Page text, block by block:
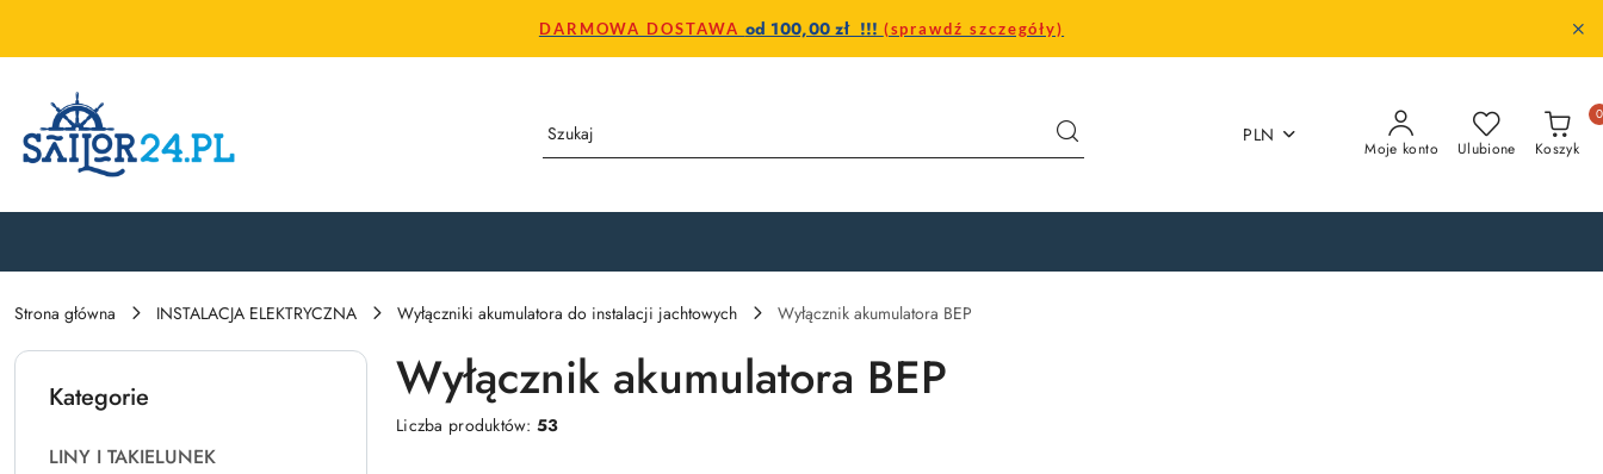
DARMOWA DOSTAWA od 100,00 zł !!! (sprawdź szczegóły)
PLN
Moje konto Ulubione Koszyk
0
Strona główna INSTALACJA ELEKTRYCZNA Wyłączniki akumulatora do instalacji jachtowych Wyłącznik akumulatora BEP
Kategorie
LINY I TAKIELUNEK
Wyłącznik akumulatora BEP
Liczba produktów:53